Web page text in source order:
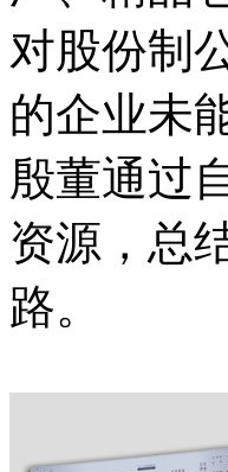
对股份制
的企业未
殷董通过
资源，总
路。